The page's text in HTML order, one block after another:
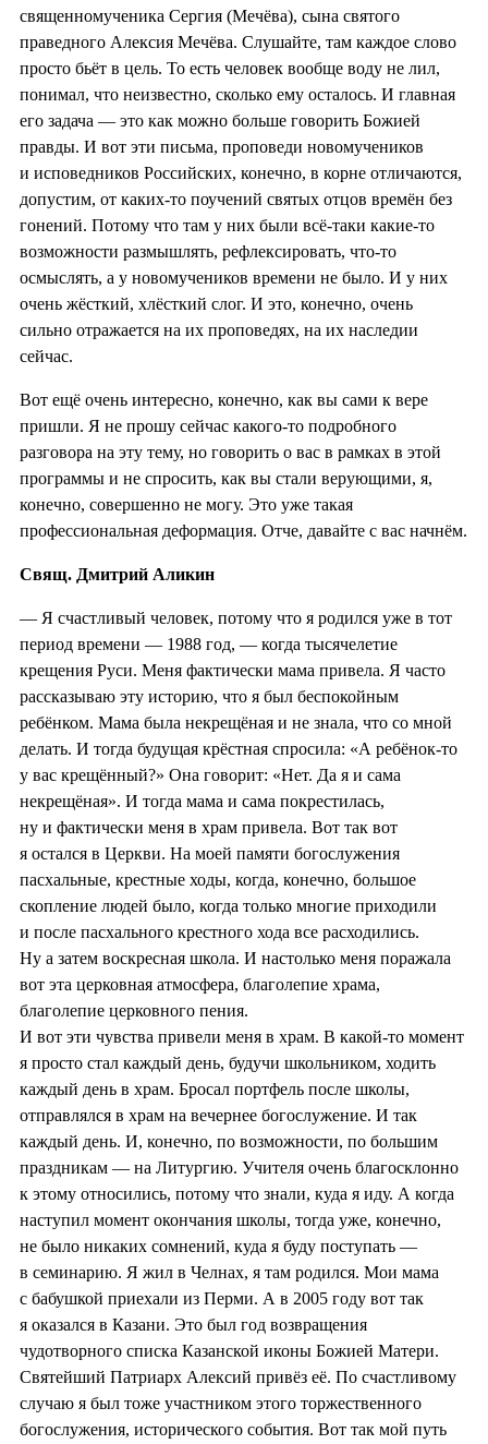
священномученика Сергия (Мечёва), сына святого
праведного Алексия Мечёва. Слушайте, там каждое слово
просто бьёт в цель. То есть человек вообще воду не лил,
понимал, что неизвестно, сколько ему осталось. И главная
его задача — это как можно больше говорить Божией
правды. И вот эти письма, проповеди новомучеников
и исповедников Российских, конечно, в корне отличаются,
допустим, от каких-то поучений святых отцов времён без
гонений. Потому что там у них были всё-таки какие-то
возможности размышлять, рефлексировать, что-то
осмыслять, а у новомучеников времени не было. И у них
очень жёсткий, хлёсткий слог. И это, конечно, очень
сильно отражается на их проповедях, на их наследии
сейчас.
Вот ещё очень интересно, конечно, как вы сами к вере
пришли. Я не прошу сейчас какого-то подробного
разговора на эту тему, но говорить о вас в рамках в этой
программы и не спросить, как вы стали верующими, я,
конечно, совершенно не могу. Это уже такая
профессиональная деформация. Отче, давайте с вас начнём.
Свящ. Дмитрий Аликин
— Я счастливый человек, потому что я родился уже в тот
период времени — 1988 год, — когда тысячелетие
крещения Руси. Меня фактически мама привела. Я часто
рассказываю эту историю, что я был беспокойным
ребёнком. Мама была некрещёная и не знала, что со мной
делать. И тогда будущая крёстная спросила: «А ребёнок-то
у вас крещённый?» Она говорит: «Нет. Да я и сама
некрещёная». И тогда мама и сама покрестилась,
ну и фактически меня в храм привела. Вот так вот
я остался в Церкви. На моей памяти богослужения
пасхальные, крестные ходы, когда, конечно, большое
скопление людей было, когда только многие приходили
и после пасхального крестного хода все расходились.
Ну а затем воскресная школа. И настолько меня поражала
вот эта церковная атмосфера, благолепие храма,
благолепие церковного пения.
И вот эти чувства привели меня в храм. В какой-то момент
я просто стал каждый день, будучи школьником, ходить
каждый день в храм. Бросал портфель после школы,
отправлялся в храм на вечернее богослужение. И так
каждый день. И, конечно, по возможности, по большим
праздникам — на Литургию. Учителя очень благосклонно
к этому относились, потому что знали, куда я иду. А когда
наступил момент окончания школы, тогда уже, конечно,
не было никаких сомнений, куда я буду поступать —
в семинарию. Я жил в Челнах, я там родился. Мои мама
с бабушкой приехали из Перми. А в 2005 году вот так
я оказался в Казани. Это был год возвращения
чудотворного списка Казанской иконы Божией Матери.
Святейший Патриарх Алексий привёз её. По счастливому
случаю я был тоже участником этого торжественного
богослужения, исторического события. Вот так мой путь